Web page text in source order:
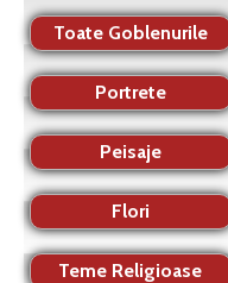
Toate Goblenurile
Portrete
Peisaje
Flori
Teme Religioase